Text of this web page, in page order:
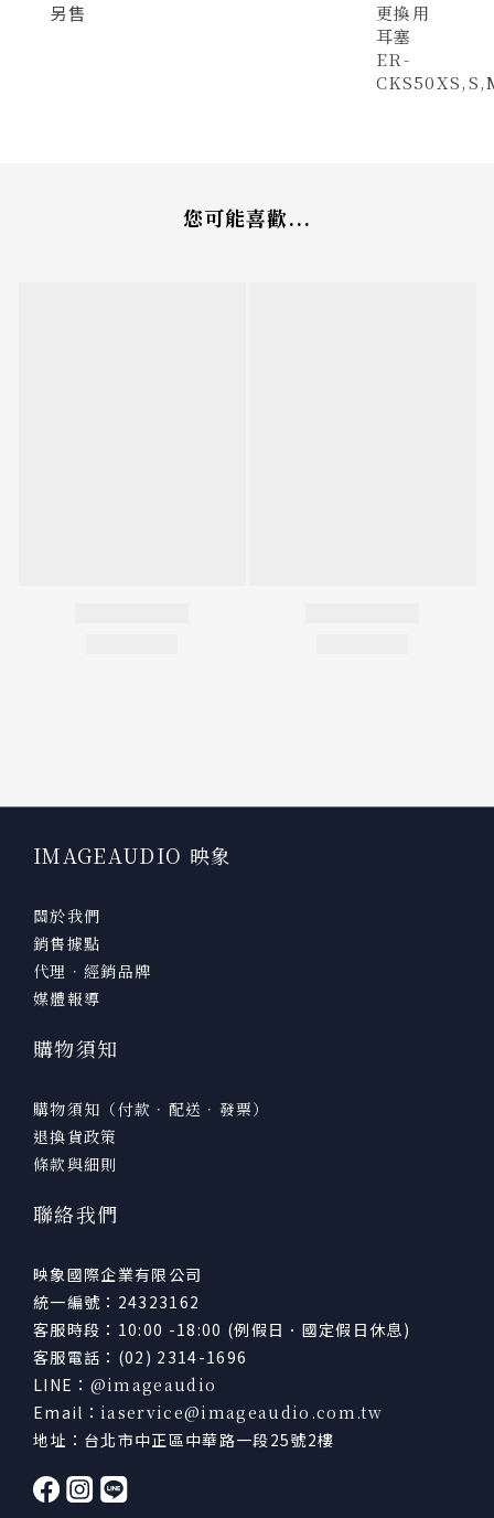
另售
更換用
耳塞
ER-
您可能喜歡...
IMAGEAUDIO 映象
關於我們
銷售據點
代理．經銷品牌
媒體報導
購物須知
購物須知（付款．配送．發票）
退換貨政策
條款與細則
聯絡我們
映象國際企業有限公司
統一編號：24323162
客服時段：10:00 -18:00 (例假日．國定假日休息)
客服電話：(02) 2314-1696
LINE： @imageaudio
Email： iaservice@imageaudio.com.tw
地址：台北市中正區中華路一段25號2樓